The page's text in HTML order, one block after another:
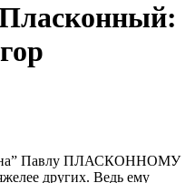
Павлу ПЛАСКОННОМУ
других. Ведь ему